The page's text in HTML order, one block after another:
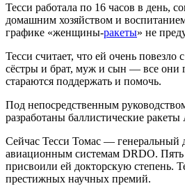
Тесси работала по 16 часов в день,
домашним хозяйством и
графике «женщины-ракеты» не
Тесси считает, что ей очень повезло
сёстры и брат, муж и сын — все они
стараются поддержать и помочь.
Под непосредственным
разработаны баллистические
Сейчас Тесси Томас — генеральный
авиационным системам DRDO. Пять
присвоили ей докторскую степень.
престижных научных премий.